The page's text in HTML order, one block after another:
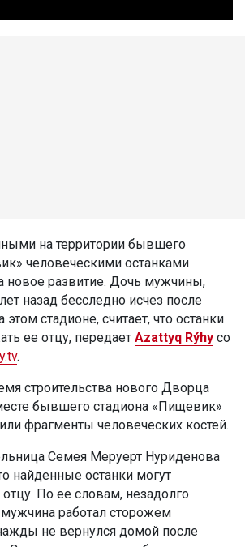
на территории бывшего
человеческими останками
новое развитие. Дочь мужчины,
назад бесследно исчез после
стадионе, считает, что останки
ее отцу, передает Azattyq Rýhy со
.
строительства нового Дворца
бывшего стадиона «Пищевик»
фрагменты человеческих костей.
Семея Меруерт Нуриденова
найденные останки могут
По ее словам, незадолго
работал сторожем
не вернулся домой после